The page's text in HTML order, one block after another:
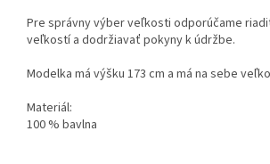
Pre správny výber veľkosti odporúčame
veľkostí a dodržiavať pokyny k údržbe.
Modelka má výšku 173 cm a má na sebe
Materiál:
100 % bavlna